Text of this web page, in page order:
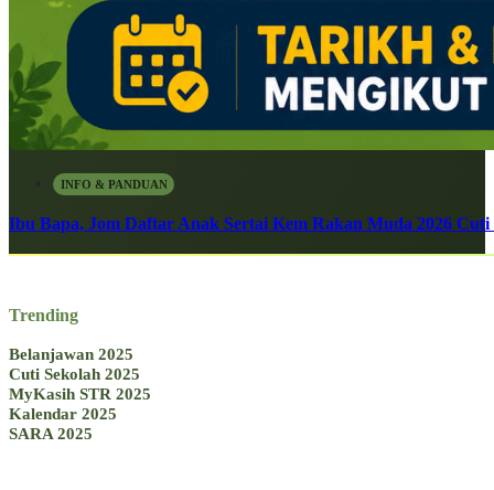
INFO & PANDUAN
Ibu Bapa, Jom Daftar Anak Sertai Kem Rakan Muda 2026
Trending
Belanjawan 2025
Cuti Sekolah 2025
MyKasih STR 2025
Kalendar 2025
SARA 2025